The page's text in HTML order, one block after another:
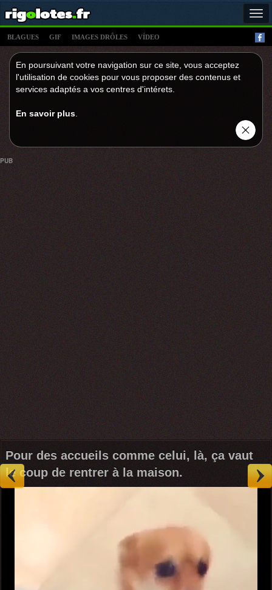
BLAGUES GIF IMAGES DRÔLES VÍDEO
En poursuivant votre navigation sur ce site, vous acceptez
l'utilisation de cookies pour vous proposer des contenus et
services adaptés a vos centres d'intérets.
En savoir plus
PUB
Pour des accueils comme celui, là, ça vaut
le coup de rentrer à la maison.